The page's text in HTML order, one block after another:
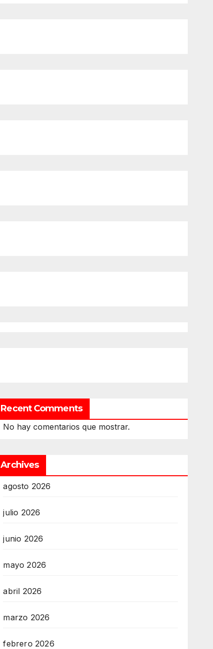
Recent Comments
No hay comentarios que mostrar.
Archives
agosto 2026
julio 2026
junio 2026
mayo 2026
abril 2026
marzo 2026
febrero 2026